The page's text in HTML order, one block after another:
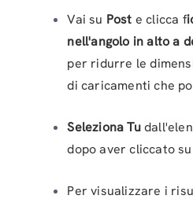
Vai su Post e clicca f
nell'angolo in alto a
per ridurre le
di caricamenti che
Seleziona Tu
dopo aver cliccato
Per visualizzare i